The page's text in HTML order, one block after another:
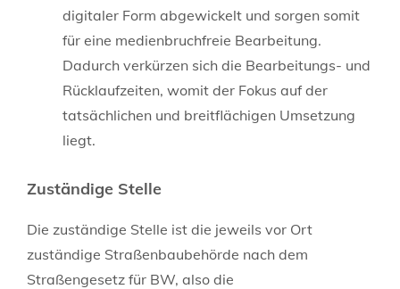
digitaler Form abgewickelt und sorgen somit
für eine medienbruchfreie Bearbeitung.
Dadurch verkürzen sich die Bearbeitungs- und
Rücklaufzeiten, womit der Fokus auf der
tatsächlichen und breitflächigen Umsetzung
liegt.
Zuständige Stelle
Die zuständige Stelle ist die jeweils vor Ort
zuständige Straßenbaubehörde nach dem
Straßengesetz für BW, also die